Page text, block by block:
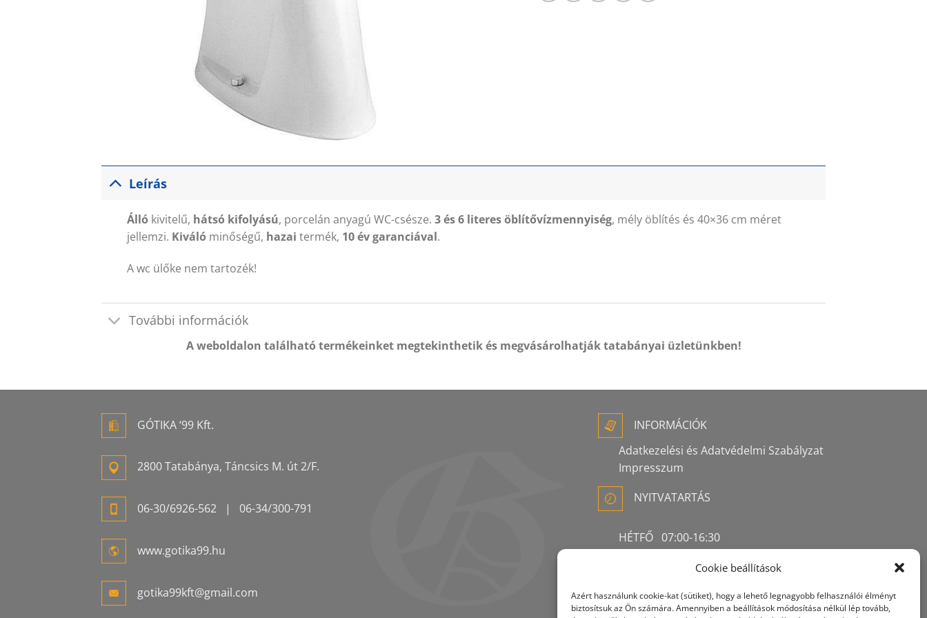
Cookie beállítások
Azért használunk cookie-kat (sütiket), hogy a lehető legnagyobb felhasználói élményt
biztosítsuk az Ön számára. Amennyiben a beállítások módosítása nélkül lép tovább,
Leírás
Álló kivitelű, hátsó kifolyású, porcelán anyagú WC-csésze. 3 és 6 literes öblítővízmennyiség, mély öblítés és 40×36 cm méret
jellemzi. Kiváló minőségű, hazai termék, 10 év garanciával.
A wc ülőke nem tartozék!
További információk
A weboldalon található termékeinket megtekinthetik és megvásárolhatják tatabányai üzletünkben!
GÓTIKA ‘99 Kft.
2800 Tatabánya, Táncsics M. út 2/F.
06-30/6926-562 | 06-34/300-791
www.gotika99.hu
gotika99kft@gmail.com
INFORMÁCIÓK
Adatkezelési és Adatvédelmi Szabályzat
Impresszum
NYITVATARTÁS
HÉTFŐ 07:00-16:30
SZERDA 07:00-16:30
CSÜTÖRTÖK 07:00-16:30
PÉNTEK 07:00-16:30